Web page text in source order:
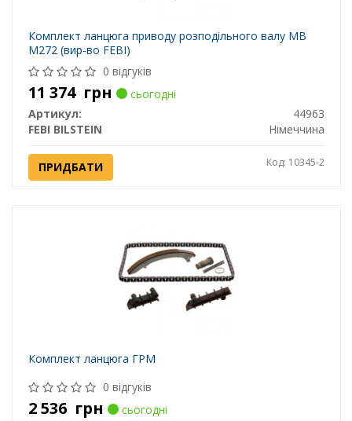
Комплект ланцюга приводу розподільного валу MB
M272 (вир-во FEBI)
0 відгуків
11 374 грн
сьогодні
Артикул:
44963
FEBI BILSTEIN
Німеччина
ПРИДБАТИ Код: 10345-2
Комплект ланцюга ГРМ
0 відгуків
2 536 грн
сьогодні